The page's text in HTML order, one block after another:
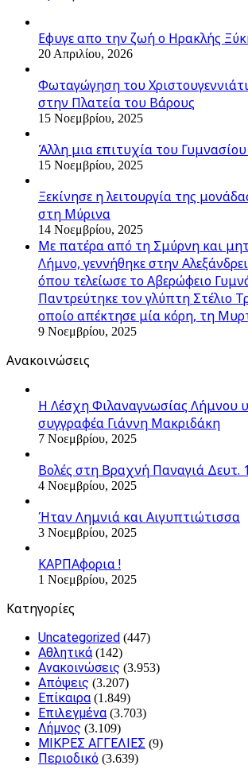
Εφυγε απο την ζωή o Ηρακλής
20 Απριλίου, 2026
Φωταγώγηση του
στην Πλατεία του Βάρους
15 Νοεμβρίου, 2025
Άλλη μια επιτυχία του
15 Νοεμβρίου, 2025
Ξεκίνησε η λειτουργία της
στη Μύρινα
14 Νοεμβρίου, 2025
Με πατέρα από τη Σμύρνη και
Λήμνο, γεννήθηκε στην
όπου τελείωσε το Αβερώφειο
Παντρεύτηκε τον γλύπτη Στέλιο
οποίο απέκτησε μία κόρη, τη
9 Νοεμβρίου, 2025
Ανακοινώσεις
Η Λέσχη Φιλαναγνωσίας Λήμνου
συγγραφέα Γιάννη Μακριδάκη
7 Νοεμβρίου, 2025
Βολές στη Βραχνή Παναγιά Δευτ. 1
4 Νοεμβρίου, 2025
Ήταν Λημνιά και Αιγυπτιώτισσα
3 Νοεμβρίου, 2025
ΚΑΡΠΑφορια !
1 Νοεμβρίου, 2025
Kατηγορίες
Uncategorized (447)
Αθλητικά (142)
Ανακοινώσεις (3.953)
Απόψεις (3.207)
Επίκαιρα (1.849)
Επιλεγμένα (3.703)
Λήμνος (3.109)
ΜΙΚΡΕΣ ΑΓΓΕΛΙΕΣ (9)
Περιοδικό (3.639)